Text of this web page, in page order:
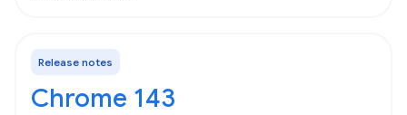
Release notes
Chrome 143